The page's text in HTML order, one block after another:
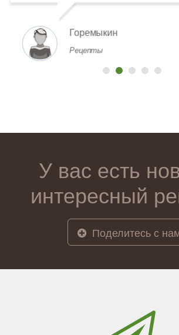
Лиза
Продукты
У вас есть
интересный
Поделитесь с